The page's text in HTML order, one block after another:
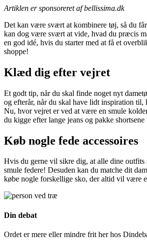
Artiklen er sponsoreret af bellissima.dk
Det kan være svært at kombinere tøj, så du
kan dog være svært at vide, hvad du præcis
en god idé, hvis du starter med at få et
shoppe!
Klæd dig efter vejret
Et godt tip, når du skal finde noget nyt
og efterår, når du skal have lidt inspiration
Nu, hvor vejret er ved at være en smule
du kigge efter lange jeans og pakke
Køb nogle fede accessoires
Hvis du gerne vil sikre dig, at alle dine
smule federe! Desuden kan du matche dit
købe nogle forskellige sko, der altid vil være
Din debat
Ordet er mere eller mindre frit her hos